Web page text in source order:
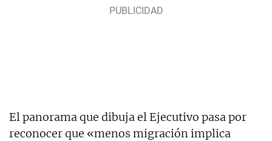
El panorama que dibuja el Ejecutivo pasa por
reconocer que «menos migración implica